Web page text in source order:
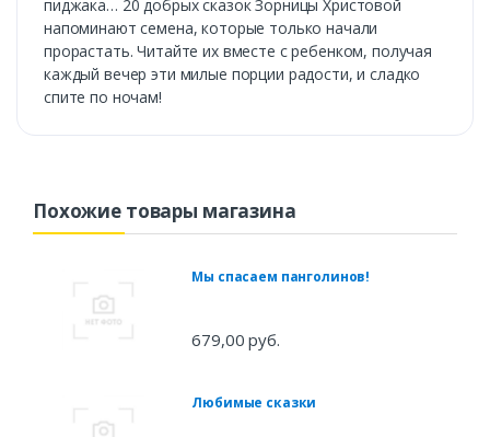
пиджака… 20 добрых сказок Зорницы Христовой
напоминают семена, которые только начали
прорастать. Читайте их вместе с ребенком, получая
каждый вечер эти милые порции радости, и сладко
спите по ночам!
Похожие товары магазина
Мы спасаем панголинов!
679,00 руб.
Любимые сказки